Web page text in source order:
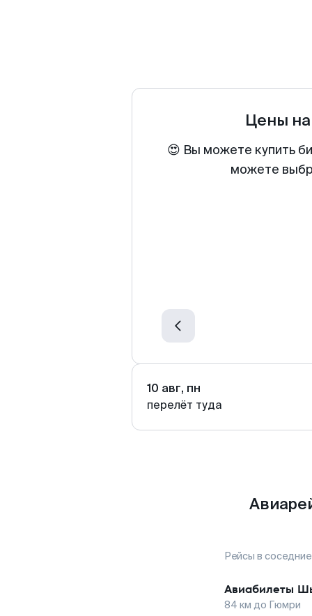
Цены
😍 Вы можете купить
можете
10 авг, пн
перелёт туда
Рейсы в
Авиабилеты
84 км до Гюмри